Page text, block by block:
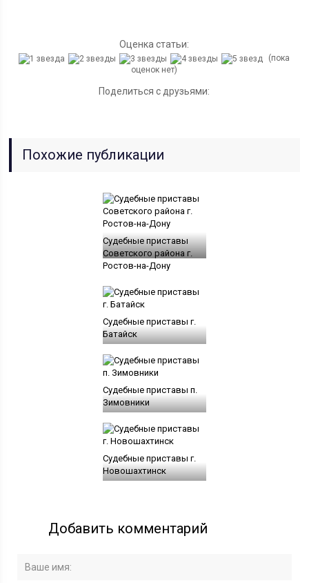
Оценка статьи:
(пока
оценок нет)
Поделиться с друзьями:
Похожие публикации
Судебные приставы
Советского района г.
Ростов-на-Дону
Судебные приставы г.
Батайск
Судебные приставы п.
Зимовники
Судебные приставы г.
Новошахтинск
Добавить комментарий